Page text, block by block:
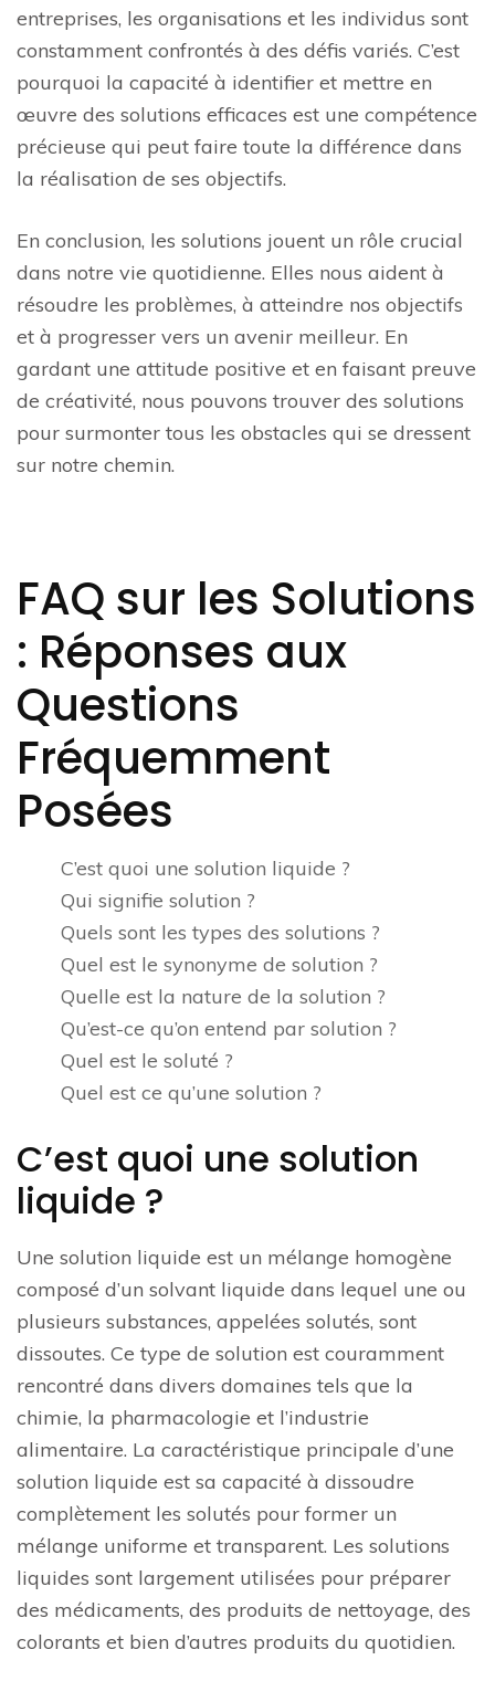
entreprises, les organisations et les individus sont
constamment confrontés à des défis variés. C’est
pourquoi la capacité à identifier et mettre en
œuvre des solutions efficaces est une compétence
précieuse qui peut faire toute la différence dans
la réalisation de ses objectifs.
En conclusion, les solutions jouent un rôle crucial
dans notre vie quotidienne. Elles nous aident à
résoudre les problèmes, à atteindre nos objectifs
et à progresser vers un avenir meilleur. En
gardant une attitude positive et en faisant preuve
de créativité, nous pouvons trouver des solutions
pour surmonter tous les obstacles qui se dressent
sur notre chemin.
FAQ sur les Solutions
: Réponses aux
Questions
Fréquemment
Posées
C’est quoi une solution liquide ?
Qui signifie solution ?
Quels sont les types des solutions ?
Quel est le synonyme de solution ?
Quelle est la nature de la solution ?
Qu’est-ce qu’on entend par solution ?
Quel est le soluté ?
Quel est ce qu’une solution ?
C’est quoi une solution
liquide ?
Une solution liquide est un mélange homogène
composé d’un solvant liquide dans lequel une ou
plusieurs substances, appelées solutés, sont
dissoutes. Ce type de solution est couramment
rencontré dans divers domaines tels que la
chimie, la pharmacologie et l’industrie
alimentaire. La caractéristique principale d’une
solution liquide est sa capacité à dissoudre
complètement les solutés pour former un
mélange uniforme et transparent. Les solutions
liquides sont largement utilisées pour préparer
des médicaments, des produits de nettoyage, des
colorants et bien d’autres produits du quotidien.